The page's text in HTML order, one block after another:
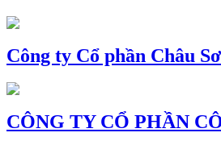
Công ty Cổ phần Châu
CÔNG TY CỔ PHẦN